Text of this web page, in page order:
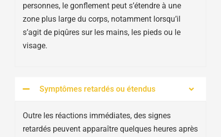
personnes, le gonflement peut s’étendre à une
zone plus large du corps, notamment lorsqu’il
s’agit de piqûres sur les mains, les pieds ou le
visage.
Symptômes retardés ou étendus
Outre les réactions immédiates, des signes
retardés peuvent apparaître quelques heures après